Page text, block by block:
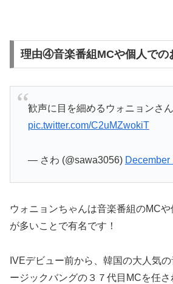
理由④音楽番組MCや個人での
歓声に目を細めるウォニョンさ
pic.twitter.com/C2uMZwokiT
— さわ (@sawa3056) December
ウォニョンちゃんは音楽番組のMC
が多いことで有名です！
IVEデビュー前から、韓国の大人気
ージックバングの３７代目MCを任